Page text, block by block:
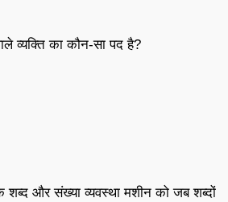
व्यक्ति का कौन-सा पद है?
और संख्या व्यवस्था मशीन को जब शब्दों